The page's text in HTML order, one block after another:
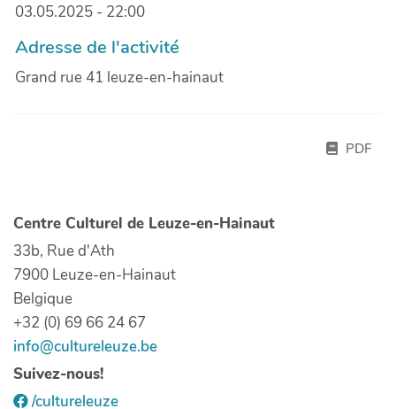
03.05.2025 - 22:00
Adresse de l'activité
Grand rue 41 leuze-en-hainaut
PDF
Centre Culturel de Leuze-en-Hainaut
33b, Rue d'Ath
7900 Leuze-en-Hainaut
Belgique
+32 (0) 69 66 24 67
info@cultureleuze.be
Suivez-nous!
/cultureleuze